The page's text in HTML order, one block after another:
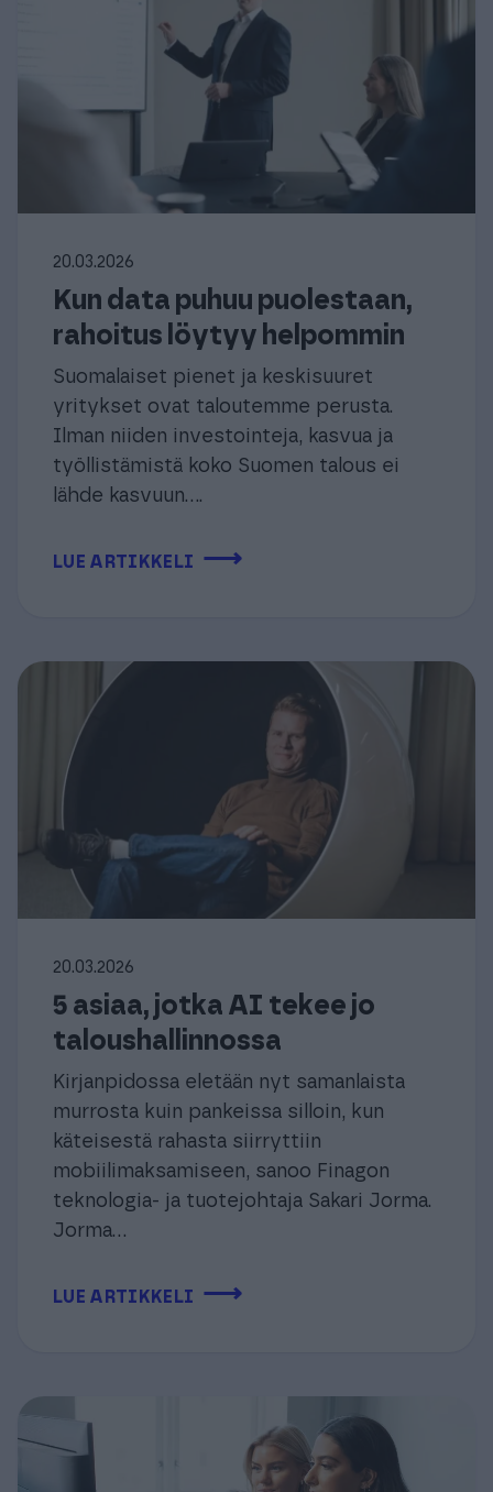
20.03.2026
Kun data puhuu puolestaan,
rahoitus löytyy helpommin
Suomalaiset pienet ja keskisuuret
yritykset ovat taloutemme perusta.
Ilman niiden investointeja, kasvua ja
työllistämistä koko Suomen talous ei
lähde kasvuun....
LUE ARTIKKELI ⟶
20.03.2026
5 asiaa, jotka AI tekee jo
taloushallinnossa
Kirjanpidossa eletään nyt samanlaista
murrosta kuin pankeissa silloin, kun
käteisestä rahasta siirryttiin
mobiilimaksamiseen, sanoo Finagon
teknologia- ja tuotejohtaja Sakari Jorma.
Jorma...
LUE ARTIKKELI ⟶